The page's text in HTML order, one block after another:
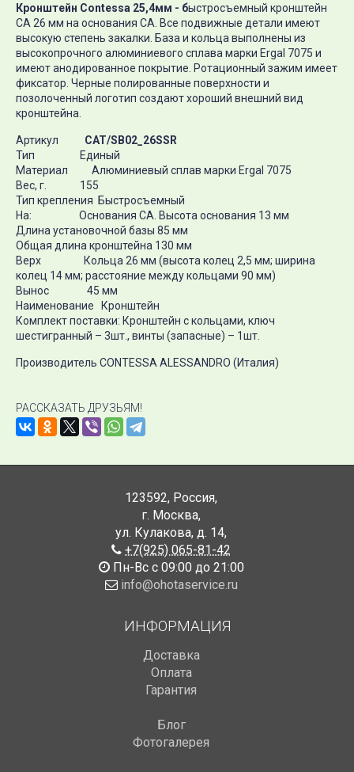
Кронштейн Contessa 25,4мм - быстросъемный кронштейн
СА 26 мм на основания СА. Все подвижные детали имеют
высокую степень закалки. База и кольца выполнены из
высокопрочного алюминиевого сплава марки Ergal 7075 и
имеют анодированное покрытие. Ротационный зажим имеет
фиксатор. Черные полированные поверхности и
позолоченный логотип создают хороший внешний вид
кронштейна.
Артикул CAT/SB02_26SSR
Тип Единый
Материал Алюминиевый сплав марки Ergal 7075
Вес, г. 155
Тип крепления Быстросъемный
На: Основания СА. Высота основания 13 мм
Длина установочной базы 85 мм
Общая длина кронштейна 130 мм
Верх Кольца 26 мм (высота колец 2,5 мм; ширина
колец 14 мм; расстояние между кольцами 90 мм)
Вынос 45 мм
Наименование Кронштейн
Комплект поставки: Кронштейн с кольцами, ключ
шестигранный – 3шт., винты (запасные) – 1шт.
Производитель CONTESSA ALESSANDRO (Италия)
РАССКАЗАТЬ ДРУЗЬЯМ!
123592, Россия,
г. Москва,
ул. Кулакова, д. 14,
+7(925) 065-81-42
Пн-Вс с 09:00 до 21:00
info@ohotaservice.ru
ИНФОРМАЦИЯ
Доставка
Оплата
Гарантия
Блог
Фотогалерея